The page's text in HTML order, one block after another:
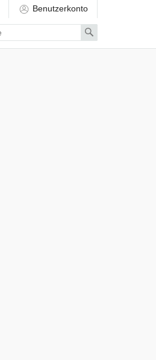
Benutzerkonto
Search